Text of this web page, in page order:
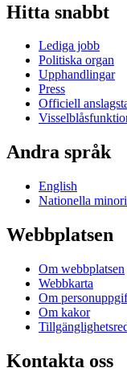
Hitta snabbt
Lediga jobb
Politiska organ
Upphandlingar
Press
Officiell
Andra språk
English
Nationella
Webbplatsen
Om webbplatsen
Webbkarta
Om
Om kakor
Kontakta oss